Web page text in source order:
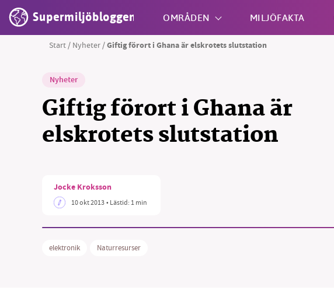
Supermiljöbloggen OMRÅDEN MILJÖFAKTA
Start / Nyheter /Giftig förort i Ghana är elskrotets slutstation
Nyheter
Giftig förort i Ghana är
elskrotets slutstation
Jocke Kroksson
10 okt 2013• Lästid: 1 min
elektronik Naturresurser